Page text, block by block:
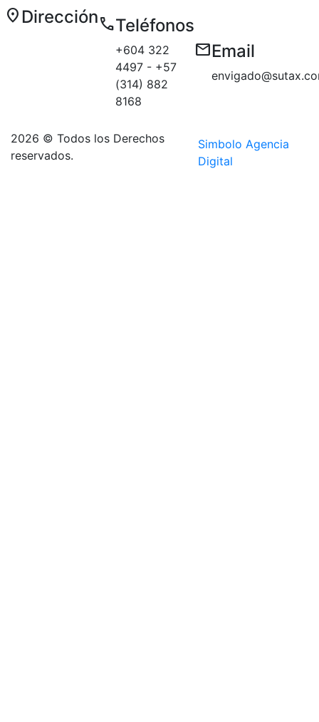
location_on DireccióncallTeléfonos
+604 322
4497 - +57
(314) 882
8168
emailEmail
2026 © Todos los Derechos
reservados.
Simbolo Agencia
Digital